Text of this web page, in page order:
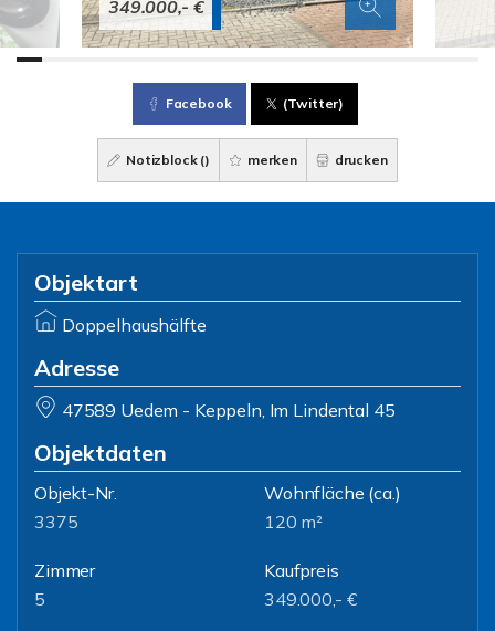
349.000,- €
Facebook (Twitter)
Notizblock () merken drucken
Objektart
Doppelhaushälfte
Adresse
47589 Uedem - Keppeln, Im Lindental 45
Objektdaten
Objekt-Nr.
3375
Wohnfläche (ca.)
120 m²
Zimmer
5
Kaufpreis
349.000,- €